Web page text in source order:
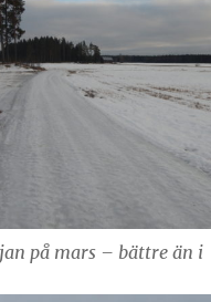
på mars – bättre än i